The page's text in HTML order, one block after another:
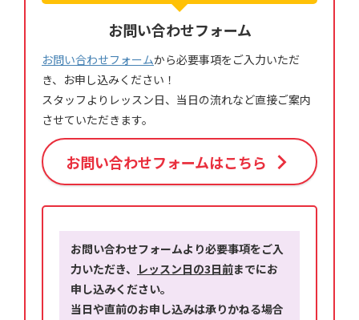
お問い合わせフォーム
お問い合わせフォームから必要事項をご入力いただ
き、お申し込みください！
スタッフよりレッスン日、当日の流れなど直接ご案内
させていただきます。
お問い合わせフォームはこちら
お問い合わせフォームより必要事項をご入
力いただき、 レッスン日の3日前までにお
申し込みください。
当日や直前のお申し込みは承りかねる場合